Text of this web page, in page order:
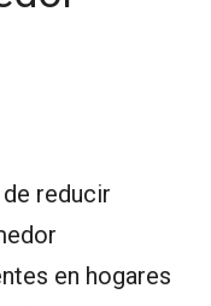
reducir
en hogares